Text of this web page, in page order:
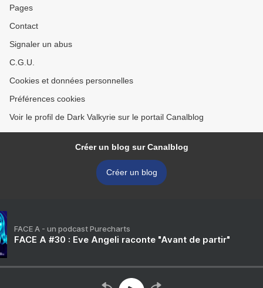
Pages
Contact
Signaler un abus
C.G.U.
Cookies et données personnelles
Préférences cookies
Voir le profil de Dark Valkyrie sur le portail Canalblog
Créer un blog sur Canalblog
Créer un blog
FACE A - un podcast Purecharts
FACE A #30 : Eve Angeli raconte "Avant de partir"